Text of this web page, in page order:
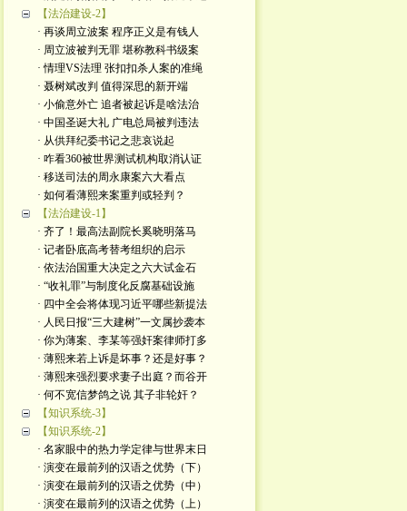
【法治建设-2】
· 再谈周立波案 程序正义是有钱人
· 周立波被判无罪 堪称教科书级案
· 情理VS法理 张扣扣杀人案的准绳
· 聂树斌改判 值得深思的新开端
· 小偷意外亡 追者被起诉是啥法治
· 中国圣诞大礼 广电总局被判违法
· 从供拜纪委书记之悲哀说起
· 咋看360被世界测试机构取消认证
· 移送司法的周永康案六大看点
· 如何看薄熙来案重判或轻判？
【法治建设-1】
· 齐了！最高法副院长奚晓明落马
· 记者卧底高考替考组织的启示
· 依法治国重大决定之六大试金石
· “收礼罪”与制度化反腐基础设施
· 四中全会将体现习近平哪些新提法
· 人民日报“三大建树”一文属抄袭本
· 你为薄案、李某等强奸案律师打多
· 薄熙来若上诉是坏事？还是好事？
· 薄熙来强烈要求妻子出庭？而谷开
· 何不宽信梦鸽之说 其子非轮奸？
【知识系统-3】
【知识系统-2】
· 名家眼中的热力学定律与世界末日
· 演变在最前列的汉语之优势（下）
· 演变在最前列的汉语之优势（中）
· 演变在最前列的汉语之优势（上）